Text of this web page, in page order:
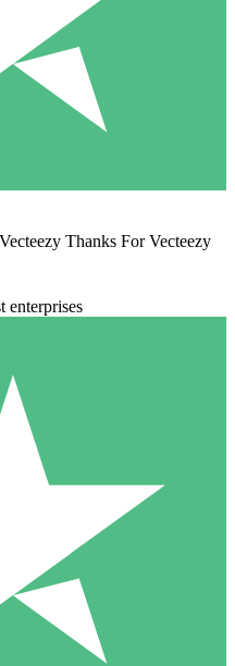
Thanks For Vecteezy
enterprises